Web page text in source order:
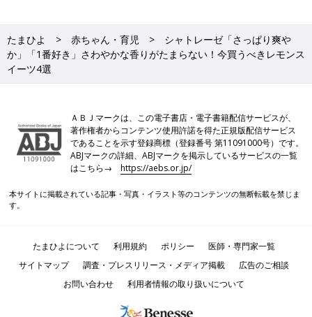
たまひよ 赤ちゃん・育児
シャトレーゼ「さっぱり爽や
か」「1番好き」さわやかな香りがたまらない！今買うべきレモンス
イーツ4選
ＡＢＪマークは、この電子書店・電子書籍配信サービスが、
著作権者からコンテンツ使用許諾を得た正規版配信サービス
であることを示す登録商標（登録番号 第11091000号）です。
ABJマークの詳細、ABJマークを掲示しているサービスの一覧
はこちら→https://aebs.or.jp/
本サイトに掲載されている記事・写真・イラスト等のコンテンツの無断転載を禁じま
す。
たまひよについて 利用規約 ポリシー
医師・専門家一覧
サイトマップ
調査・プレスリリース・メディア掲載
広告のご相談
お問い合わせ
利用者情報の取り扱いについて